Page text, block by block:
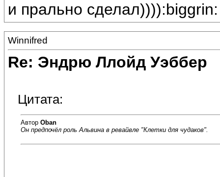
и прально сделал)))):biggrin:
Winnifred
Re: Эндрю Ллойд Уэббер
Цитата:
Автор Oban
Он предпочёл роль Альвина в ревайвле "Клетки для чудаков".